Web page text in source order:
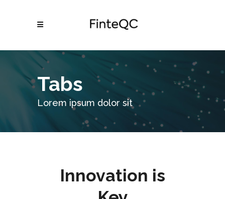
Tabs
Lorem ipsum dolor sit
Innovation is